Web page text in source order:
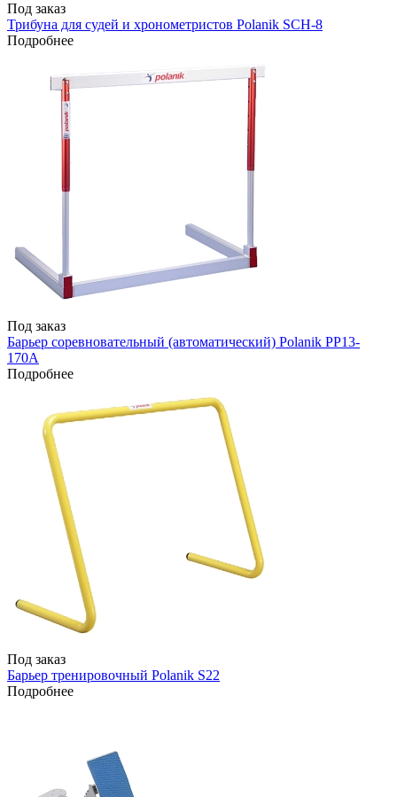
Под заказ
Трибуна для судей и хронометристов Polanik SCH-8
Подробнее
Под заказ
Барьер соревновательный (автоматический) Polanik PP13-
170A
Подробнее
Под заказ
Барьер тренировочный Polanik S22
Подробнее